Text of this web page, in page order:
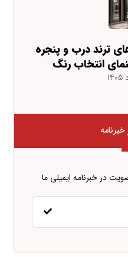
ترند درب و پنجره
در خبرنامه ایمیلی ما